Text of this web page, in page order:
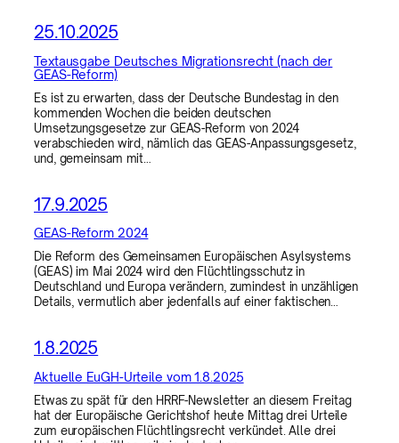
25.10.2025
Textausgabe Deutsches Migrationsrecht (nach der
GEAS-Reform)
Es ist zu erwarten, dass der Deutsche Bundestag in den
kommenden Wochen die beiden deutschen
Umsetzungsgesetze zur GEAS-Reform von 2024
verabschieden wird, nämlich das GEAS-Anpassungsgesetz,
und, gemeinsam mit…
17.9.2025
GEAS-Reform 2024
Die Reform des Gemeinsamen Europäischen Asylsystems
(GEAS) im Mai 2024 wird den Flüchtlingsschutz in
Deutschland und Europa verändern, zumindest in unzähligen
Details, vermutlich aber jedenfalls auf einer faktischen…
1.8.2025
Aktuelle EuGH-Urteile vom 1.8.2025
Etwas zu spät für den HRRF-Newsletter an diesem Freitag
hat der Europäische Gerichtshof heute Mittag drei Urteile
zum europäischen Flüchtlingsrecht verkündet. Alle drei